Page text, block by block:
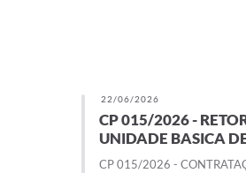
22/06/2026
CP 015/2026 -
UNIDADE BASICA
CP 015/2026 -